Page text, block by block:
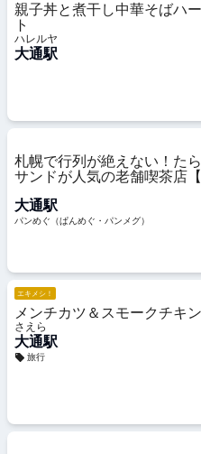
親子丼と煮干し中華そばハ
ト
ハレルヤ
大通駅
札幌で行列が絶えない！た
サンドが人気の老舗喫茶店
道・札幌市）
大通駅
パンめぐ（ぱんめぐ・パンメグ）
エキメシ！
メンチカツ＆スモークチキ
さえら
大通駅
旅行